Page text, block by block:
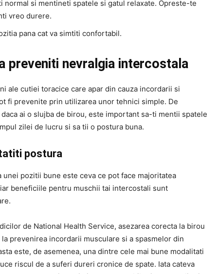
normal si mentineti spatele si gatul relaxate. Opreste-te
vreo durere.
pana cat va simtiti confortabil.
preveniti nevralgia intercostala
ale cutiei toracice care apar din cauza incordarii si
fi prevenite prin utilizarea unor tehnici simple. De
daca ai o slujba de birou, este important sa-ti mentii spatele
zilei de lucru si sa tii o postura buna.
postura
unei pozitii bune este ceva ce pot face majoritatea
beneficiile pentru muschii tai intercostali sunt
de National Health Service, asezarea corecta la birou
la prevenirea incordarii musculare si a spasmelor din
este, de asemenea, una dintre cele mai bune modalitati
riscul de a suferi dureri cronice de spate. Iata cateva